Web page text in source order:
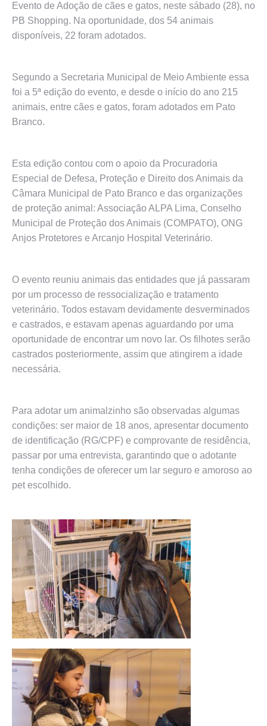
Evento de Adoção de cães e gatos, neste sábado (28), no
PB Shopping. Na oportunidade, dos 54 animais
disponíveis, 22 foram adotados.
Segundo a Secretaria Municipal de Meio Ambiente essa
foi a 5ª edição do evento, e desde o início do ano 215
animais, entre cães e gatos, foram adotados em Pato
Branco.
Esta edição contou com o apoio da Procuradoria
Especial de Defesa, Proteção e Direito dos Animais da
Câmara Municipal de Pato Branco e das organizações
de proteção animal: Associação ALPA Lima, Conselho
Municipal de Proteção dos Animais (COMPATO), ONG
Anjos Protetores e Arcanjo Hospital Veterinário.
O evento reuniu animais das entidades que já passaram
por um processo de ressocialização e tratamento
veterinário. Todos estavam devidamente desverminados
e castrados, e estavam apenas aguardando por uma
oportunidade de encontrar um novo lar. Os filhotes serão
castrados posteriormente, assim que atingirem a idade
necessária.
Para adotar um animalzinho são observadas algumas
condições: ser maior de 18 anos, apresentar documento
de identificação (RG/CPF) e comprovante de residência,
passar por uma entrevista, garantindo que o adotante
tenha condições de oferecer um lar seguro e amoroso ao
pet escolhido.